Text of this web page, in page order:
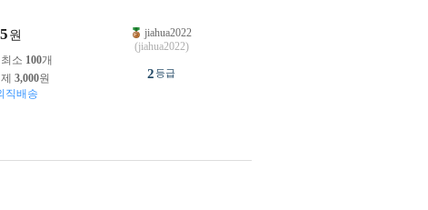
원
최소 100개
3,000원
직배송
jiahua2022
(jiahua2022)
2등급